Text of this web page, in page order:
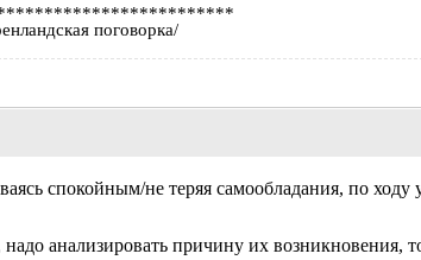
поговорка/
спокойным/не теряя самообладания, по
анализировать причину их возникновения,